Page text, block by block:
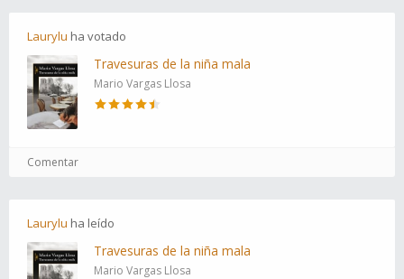
Laurylu ha votado
Travesuras de la niña mala
Mario Vargas Llosa
Comentar
Laurylu ha leído
Travesuras de la niña mala
Mario Vargas Llosa